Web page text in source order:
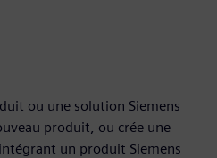
ou une solution Siemens
produit, ou crée une
un produit Siemens